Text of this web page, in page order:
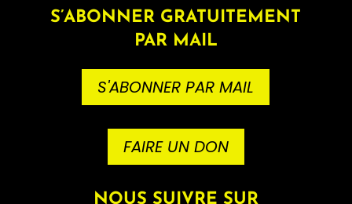
S’ABONNER GRATUITEMENT
PAR MAIL
S'ABONNER PAR MAIL
FAIRE UN DON
NOUS SUIVRE SUR